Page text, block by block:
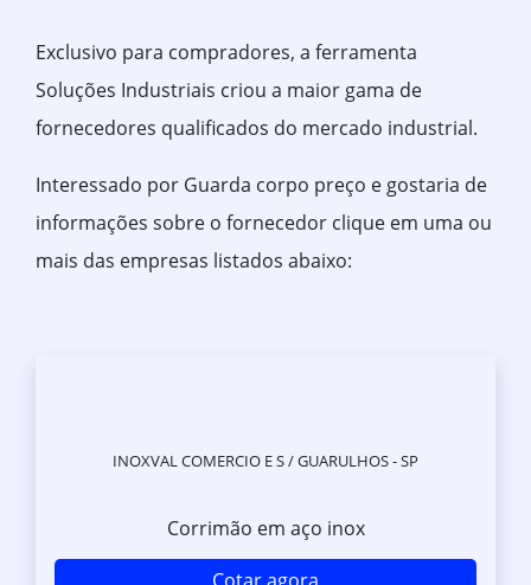
Exclusivo para compradores, a ferramenta
Soluções Industriais criou a maior gama de
fornecedores qualificados do mercado industrial.
Interessado por Guarda corpo preço e gostaria de
informações sobre o fornecedor clique em uma ou
mais das empresas listados abaixo:
INOXVAL COMERCIO E S / GUARULHOS - SP
Corrimão em aço inox